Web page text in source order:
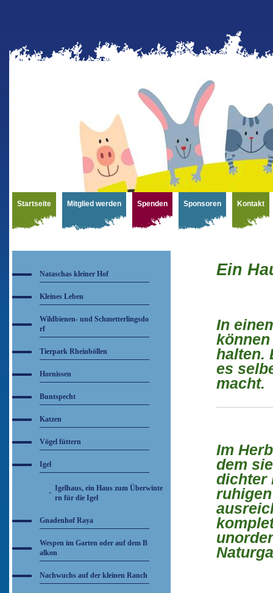
Startseite Mitglied werden Spenden Sponsoren Kontakt
Nataschas kleiner Hof
Kleines Leben
Wildbienen- und Schmetterlingsdo
rf
Tierpark Rheinböllen
Hornissen
Buntspecht
Katzen
Vögel füttern
Igel
Igelhaus, ein Haus zum Überwinte
rn für die Igel
Gnadenhof Raya
Wespen im Garten oder auf dem B
alkon
Nachwuchs auf der kleinen Ranch
Ein
In
halten.
es
macht.
Im
dem
dichter